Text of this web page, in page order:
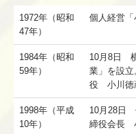
1972年（昭和
47年）
個人経営
1984年（昭和
59年）
10月8日
業」を設
役 小川徳
1998年（平成
10年）
10月28日
締役会長